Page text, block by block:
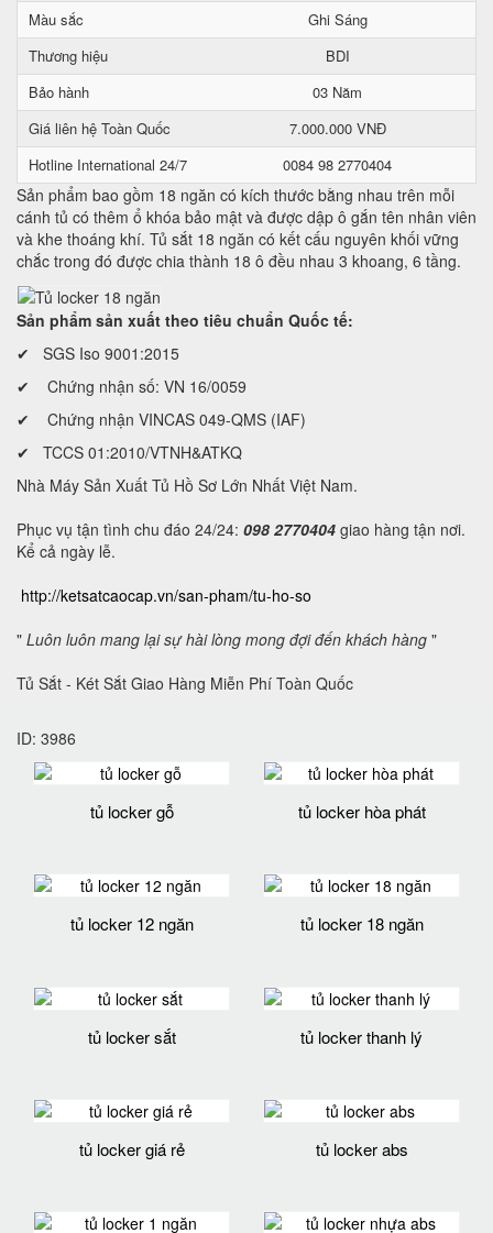
Màu sắc
Ghi Sáng
Thương hiệu
BDI
Bảo hành
03 Năm
Giá liên hệ Toàn Quốc
7.000.000 VNĐ
Hotline International 24/7
0084 98 2770404
Sản phẩm bao gồm 18 ngăn có kích thước bằng nhau trên mỗi
cánh tủ có thêm ổ khóa bảo mật và được dập ô gắn tên nhân viên
và khe thoáng khí. Tủ sắt 18 ngăn có kết cấu nguyên khối vững
chắc trong đó được chia thành 18 ô đều nhau 3 khoang, 6 tầng.
Sản phẩm sản xuất theo tiêu chuẩn Quốc tế:
✔ SGS Iso 9001:2015
✔ Chứng nhận số: VN 16/0059
✔ Chứng nhận VINCAS 049-QMS (IAF)
✔ TCCS 01:2010/VTNH&ATKQ
Nhà Máy Sản Xuất Tủ Hồ Sơ Lớn Nhất Việt Nam.
Phục vụ tận tình chu đáo 24/24: 098 2770404 giao hàng tận nơi.
Kể cả ngày lễ.
http://ketsatcaocap.vn/san-pham/tu-ho-so
" Luôn luôn mang lại sự hài lòng mong đợi đến khách hàng "
Tủ Sắt - Két Sắt Giao Hàng Miễn Phí Toàn Quốc
ID: 3986
tủ locker gỗ tủ locker hòa phát
tủ locker 12 ngăn tủ locker 18 ngăn
tủ locker sắt tủ locker thanh lý
tủ locker giá rẻ tủ locker abs